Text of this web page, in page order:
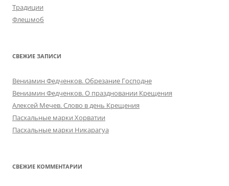
Традиции
Флешмоб
СВЕЖИЕ ЗАПИСИ
Вениамин Федченков. Обрезание Господне
Вениамин Федченков. О праздновании Крещения
Алексей Мечев. Слово в день Крещения
Пасхальные марки Хорватии
Пасхальные марки Никарагуа
СВЕЖИЕ КОММЕНТАРИИ